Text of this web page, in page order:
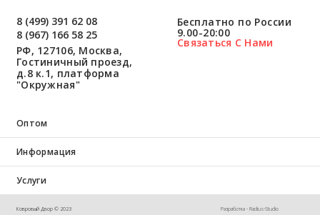
8 (499) 391 62 08
8 (967) 166 58 25
РФ, 127106, Москва,
Гостиничный проезд,
д.8 к.1, платформа
"Окружная"
Бесплатно по России
9.00-20:00
Связаться С Нами
Оптом
Информация
Услуги
Ковровый Двор © 2023 Разработка - Radius-Studio